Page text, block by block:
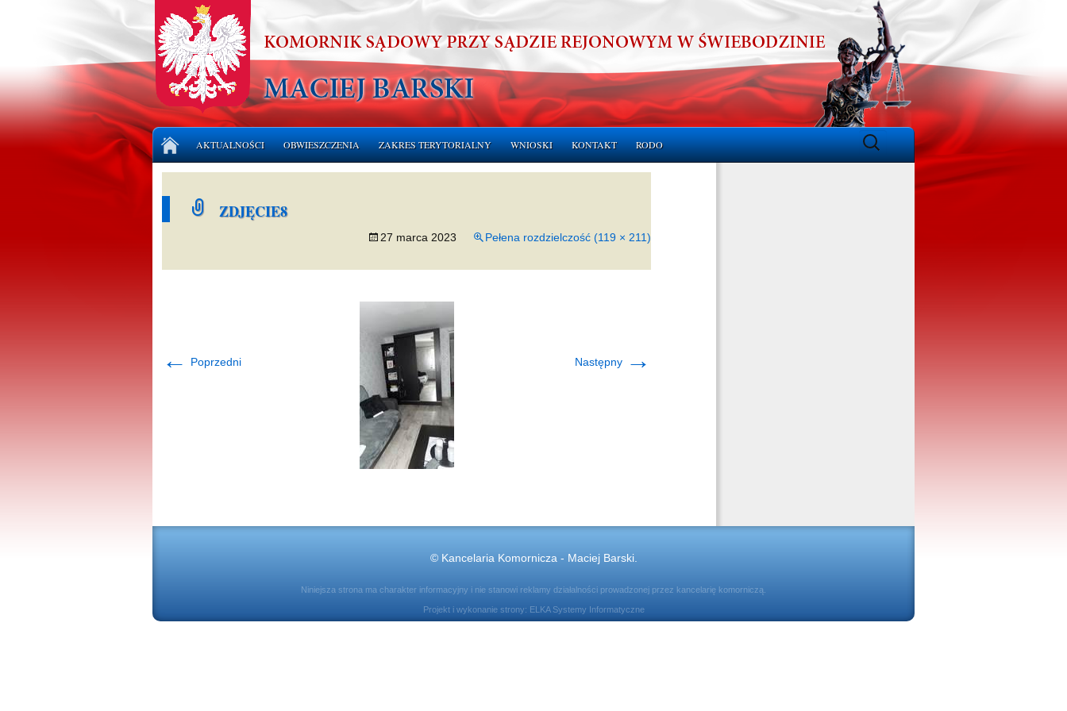
doAKTUALNOŚCI OBWIESZCZENIA
LICYTACJE RUCHOMOŚCI
ZAKRES TERYTORIALNY WNIOSKI KONTAKT RODO
Szukaj:
ZDJĘCIE8
27 marca 2023 Pełena rozdzielczość (119 × 211)
← Poprzedni Następny →
© Kancelaria Komornicza - Maciej Barski.
Niniejsza strona ma charakter informacyjny i nie stanowi reklamy działalności prowadzonej przez kancelarię komorniczą.
Projekt i wykonanie strony: ELKA Systemy Informatyczne